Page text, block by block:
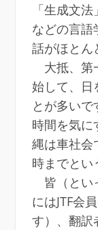
「生成文
などの言語
話がほとん
大抵、第
始して、日
とが多い
時間を気に
縄は車社会
時までとい
皆（とい
にはJTF会
す）、翻訳